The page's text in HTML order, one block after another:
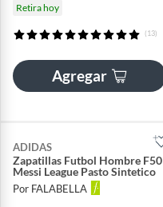
Retira hoy
(13)
Agregar
ADIDAS
Zapatillas Futbol Hombre F50
Messi League Pasto Sintetico
Por FALABELLA